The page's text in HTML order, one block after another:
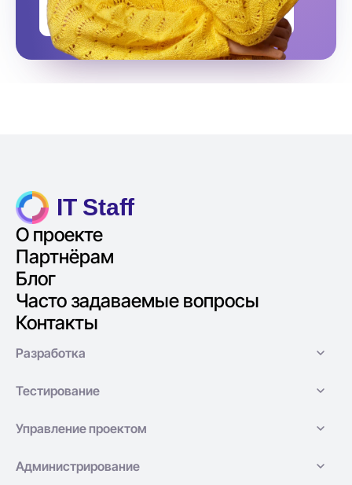
Оставить заявку на подбор
IT Staff
О проекте
Партнёрам
Блог
Часто задаваемые вопросы
Контакты
Разработка
Тестирование
Управление проектом
Администрирование